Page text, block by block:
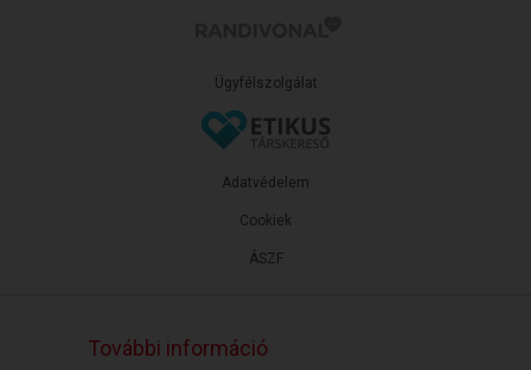
Ügyfélszolgálat
ÁSZF
Adatvédelem
Cookiek
További információ